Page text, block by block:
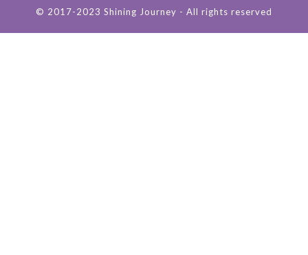
© 2017-2023 Shining Journey - All rights reserved